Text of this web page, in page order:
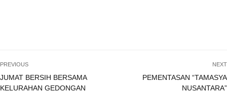
PREVIOUS
JUMAT BERSIH BERSAMA
KELURAHAN GEDONGAN
NEXT
PEMENTASAN “TAMASYA
NUSANTARA”